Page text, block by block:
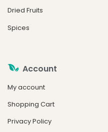
Dried Fruits
Spices
Account
My account
Shopping Cart
Privacy Policy